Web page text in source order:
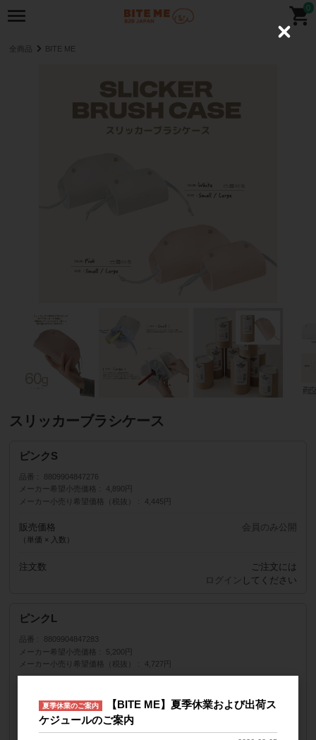
0
全商品 BITE ME
スリッカーブラシケース
ピンクS
品番
8809904847276
メーカー希望小売価格
4,890円
メーカー小売り希望価格（税抜）
4,445円
販売価格
（単価 × 入数）
会員のみ公開
注文数
ご注文には
ログイン してください
ピンクL
品番
8809904847283
メーカー希望小売価格
5,200円
メーカー小売り希望価格（税抜）
4,727円
（単価 × 入数）
夏季休業のご案内
【BITE ME】夏季休業および出荷ス
ケジュールのご案内
C